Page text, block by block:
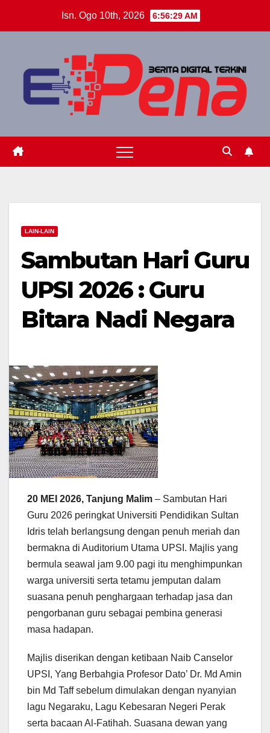
Isn. Ogo 10th, 2026 6:56:30 AM
LAIN-LAIN
Sambutan Hari Guru
UPSI 2026 : Guru
Bitara Nadi Negara
20 MEI 2026, Tanjung Malim – Sambutan Hari
Guru 2026 peringkat Universiti Pendidikan Sultan
Idris telah berlangsung dengan penuh meriah dan
bermakna di Auditorium Utama UPSI. Majlis yang
bermula seawal jam 9.00 pagi itu menghimpunkan
warga universiti serta tetamu jemputan dalam
suasana penuh penghargaan terhadap jasa dan
pengorbanan guru sebagai pembina generasi
masa hadapan.
Majlis diserikan dengan ketibaan Naib Canselor
UPSI, Yang Berbahgia Profesor Dato’ Dr. Md Amin
bin Md Taff sebelum dimulakan dengan nyanyian
lagu Negaraku, Lagu Kebesaran Negeri Perak
serta bacaan Al-Fatihah. Suasana dewan yang